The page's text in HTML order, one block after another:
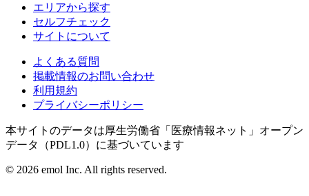
エリアから探す
セルフチェック
サイトについて
よくある質問
掲載情報のお問い合わせ
利用規約
プライバシーポリシー
本サイトのデータは厚生労働省「医療情報ネット」オープン
データ（PDL1.0）に基づいています
© 2026 emol Inc. All rights reserved.